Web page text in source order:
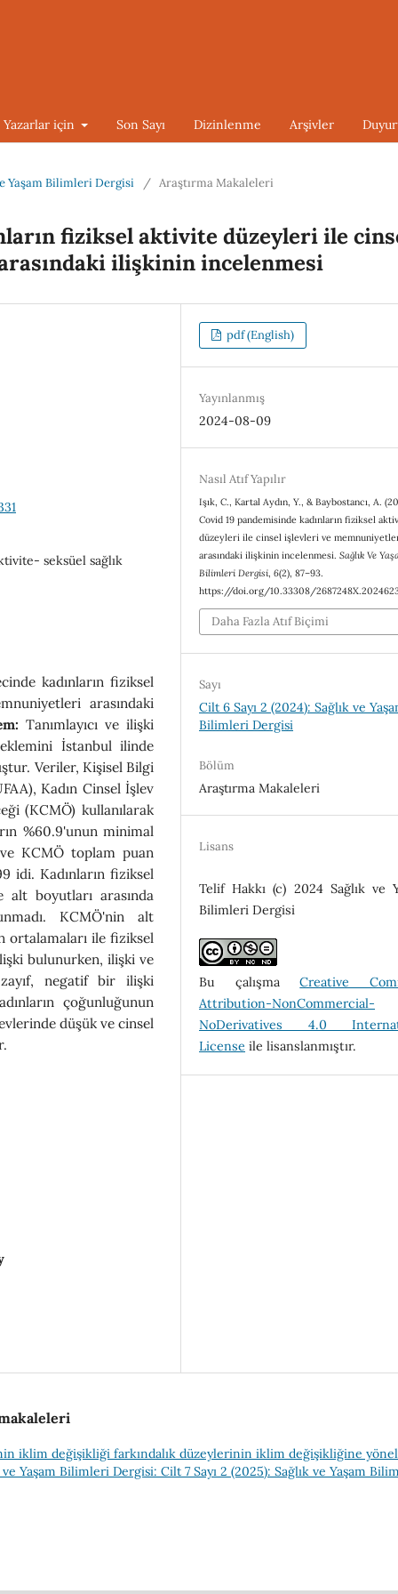
Yazarlar için Son Sayı Dizinlenme Arşivler
Yaşam Bilimleri Dergisi / Araştırma Makaleleri
fiziksel aktivite düzeyleri ile
ilişkinin incelenmesi
seksüel sağlık
kadınların fiziksel
arasındaki
Tanımlayıcı ve ilişki
İstanbul ilinde
Veriler, Kişisel Bilgi
Kadın Cinsel İşlev
(KCMÖ) kullanılarak
%60.9'unun minimal
KCMÖ toplam puan
idi. Kadınların fiziksel
boyutları arasında
KCMÖ'nin alt
ortalamaları ile fiziksel
bulunurken, ilişki ve
negatif bir ilişki
çoğunluğunun
düşük ve cinsel
pdf (English)
Yayınlanmış
2024-08-09
Nasıl Atıf Yapılır
Işık, C., Kartal Aydın, Y., & Baybostancı, A.
Covid 19 pandemisinde kadınların fiziksel
düzeyleri ile cinsel işlevleri ve
arasındaki ilişkinin incelenmesi.Sağlık Ve
Bilimleri Dergisi,6(2), 87–93.
https://doi.org/10.33308/
Daha Fazla Atıf Biçimi
Sayı
Cilt 6 Sayı 2 (2024): Sağlık ve
Bilimleri Dergisi
Bölüm
Araştırma Makaleleri
Lisans
Telif Hakkı (c) 2024 Sağlık ve
Bilimleri Dergisi
Bu çalışmaCreative
Attribution-NonCommercial-
NoDerivatives 4.0
License ile lisanslanmıştır.
iklim değişikliği farkındalık düzeylerinin iklim değişikliğine
ve Yaşam Bilimleri Dergisi: Cilt 7 Sayı 2 (2025): Sağlık ve Yaşam